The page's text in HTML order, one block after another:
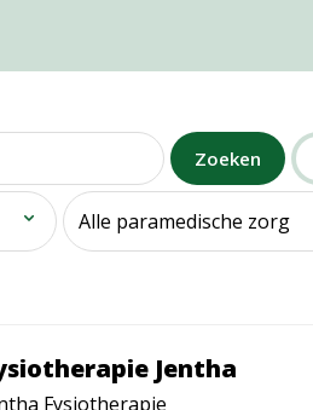
Zoeken
Jentha
Fysiotherapie